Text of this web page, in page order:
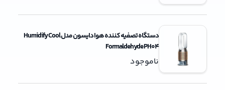
دستگاه تصفیه کننده هوا دایسون مدل Humidify Cool
Formaldehyde PH04
ناموجود